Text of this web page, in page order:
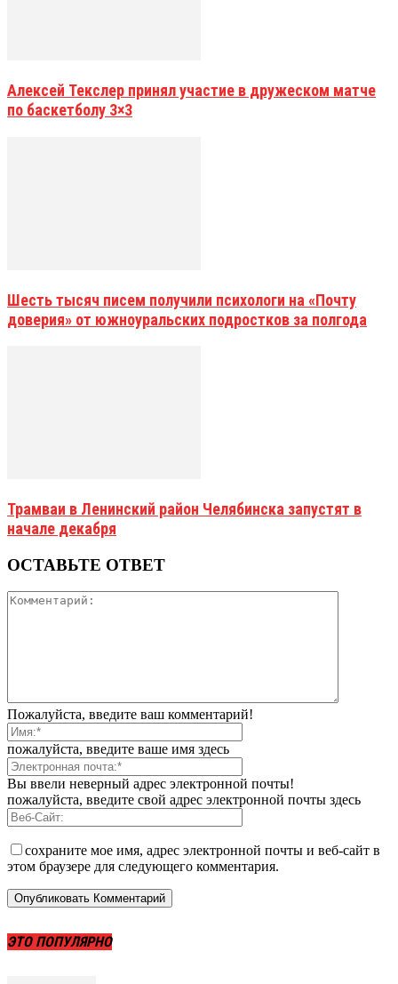
Алексей Текслер принял участие в дружеском матче
по баскетболу 3×3
Шесть тысяч писем получили психологи на «Почту
доверия» от южноуральских подростков за полгода
Трамваи в Ленинский район Челябинска запустят в
начале декабря
ОСТАВЬТЕ ОТВЕТ
Пожалуйста, введите ваш комментарий!
пожалуйста, введите ваше имя здесь
Вы ввели неверный адрес электронной почты!
пожалуйста, введите свой адрес электронной почты здесь
сохраните мое имя, адрес электронной почты и веб-сайт в
этом браузере для следующего комментария.
ЭТО ПОПУЛЯРНО